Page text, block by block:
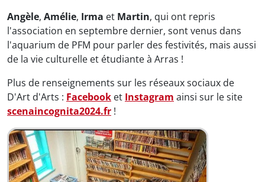
Angèle, Amélie, Irma et Martin, qui ont repris
l'association en septembre dernier, sont venus dans
l'aquarium de PFM pour parler des festivités, mais aussi
de la vie culturelle et étudiante à Arras !
Plus de renseignements sur les réseaux sociaux de
D'Art d'Arts : Facebook et Instagram ainsi sur le site
scenaincognita2024.fr !